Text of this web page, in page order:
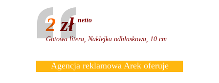
2 zł netto
Gotowa litera, Naklejka odblaskowa, 10 cm
Agencja reklamowa Arek oferuje